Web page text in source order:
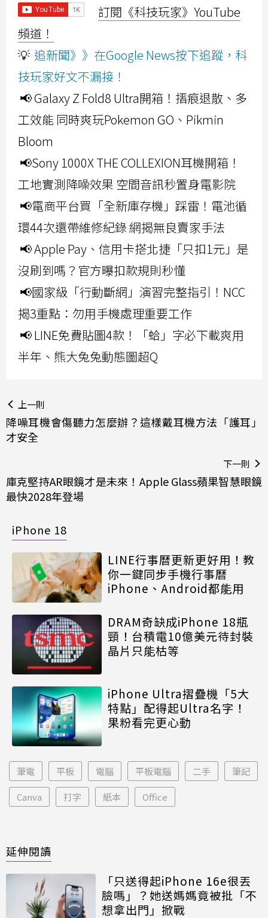
訂閱《科技玩家》YouTube
頻道！
💡 追新聞》》在Google News按下追蹤，科
技玩家好文不漏接！
📢 Galaxy Z Fold8 Ultra開箱！摺痕退散、多
工效能 同時爽玩Pokemon GO、Pikmin
Bloom
📢Sony 1000X THE COLLEXION耳機開箱！
工地實測降噪效果 空間音訊秒置身電影院
📢電商平台買「全新庫存機」踩雷！電池循
環44次還帶維修紀錄 網揭無良賣家手法
📢 Apple Pay、信用卡搭北捷「只扣1元」是
沒刷到嗎？官方曝扣款規則秒懂
📢國家級「行動斷網」演習完整指引！NCC
揭3重點：勿用手機處理重要工作
📢 LINE免費貼圖4款！「蛤」字必下載爽用
半年、熊大兔兔動態圖超Q
上一則
降噪耳機會傷聽力怎麼辦？這樣戴耳機方法「護耳」
才安全
下一則
庫克堅持AR眼鏡才是未來！Apple Glass蘋果智慧眼鏡
最快2028年登場
iPhone 18
LINE行事曆更新更好用！教
你一鍵同步手機行事曆
iPhone、Android都能用
DRAM奇缺成iPhone 18瓶
頸！台積電10億美元待封裝
晶片只能枯等
iPhone Ultra摺疊機「5大
特點」配得起Ultra名字！
果粉看完更心動
筆電 平板 電腦 平板電腦 二手 筆記
Canva 打字 紙本 Office
延伸閱讀
「只送得起iPhone 16e很丟
臉嗎」？她送媽媽竟被批「不
想拿出門」掀戰